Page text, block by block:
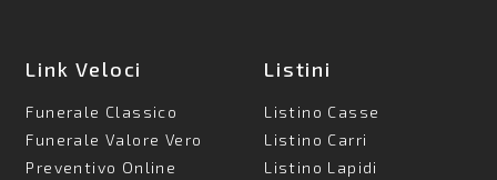
Link Veloci
Funerale Classico
Funerale Valore Vero
Preventivo Online
Listini
Listino Casse
Listino Carri
Listino Lapidi